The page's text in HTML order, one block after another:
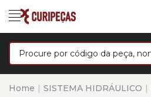
Home SISTEMA HIDRÁULICO